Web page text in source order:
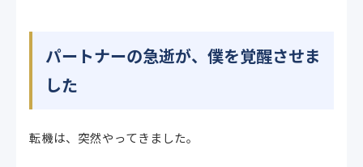
パートナーの急逝が、僕を覚醒させま
した
転機は、突然やってきました。